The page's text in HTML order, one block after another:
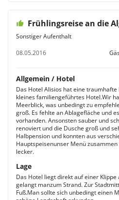
Frühlingsreise an die
Sonstiger Aufenthalt
08.05.2016
Allgemein / Hotel
Das Hotel Alisios hat eine
kleines familiengeführtes Hotel.Wir
Meerblick, was unbedingt zu
groß. Es fehlte an Ablagefläche und
vorhanden. Ansonsten sauber und
renoviert und die Dusche groß und
Halbpension und konnten aus
Hauptspeisenunser Menü
lecker.
Lage
Das Hotel liegt direkt auf einer
gelangt manzum Strand. Zur
Fuß.Man sollte sich unbedingt einen